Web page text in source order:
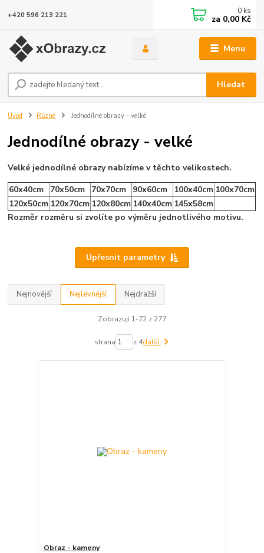
Menu
Hledat
+420 596 213 221 0 ks
za 0,00 Kč
Úvod Různé Jednodílné obrazy - velké
Jednodílné obrazy - velké
Velké jednodílné obrazy nabízíme v těchto velikostech.
60x40cm
70x50cm 70x70cm 90x60cm 100x40cm 100x70cm
120x50cm 120x70cm 120x80cm 140x40cm 145x58cm
Rozměr rozměru si zvolíte po výměru jednotlivého motivu.
Upřesnit parametry
Nejnovější Nejlevnější Nejdražší
Zobrazuji 1-72 z 277
strana z 4další
Obraz - kameny